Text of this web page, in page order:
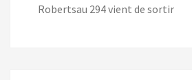
Robertsau 294 vient de sortir